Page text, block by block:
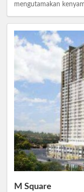
mengutamakan
M Square